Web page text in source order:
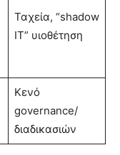
Ταχεία, “shadow
IT” υιοθέτηση
Κενό
governance/
διαδικασιών